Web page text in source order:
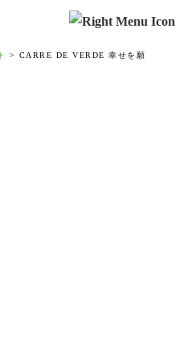
> CARRE DE VERDE 幸せを願